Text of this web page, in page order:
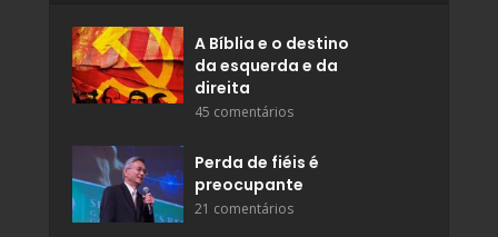
A Bíblia e o destino
da esquerda e da
direita
45 comentários
Perda de fiéis é
preocupante
21 comentários